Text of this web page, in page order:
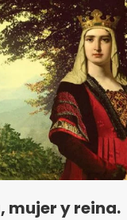
mujer y reina.